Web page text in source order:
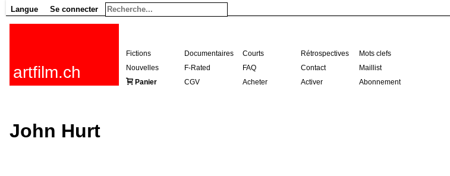
Langue Se connecter
artfilm.ch
Fictions Documentaires Courts Rétrospectives
Mots clefs
Nouvelles
F-Rated FAQ Contact
Maillist
Panier
CGV Acheter Activer Abonnement
John Hurt